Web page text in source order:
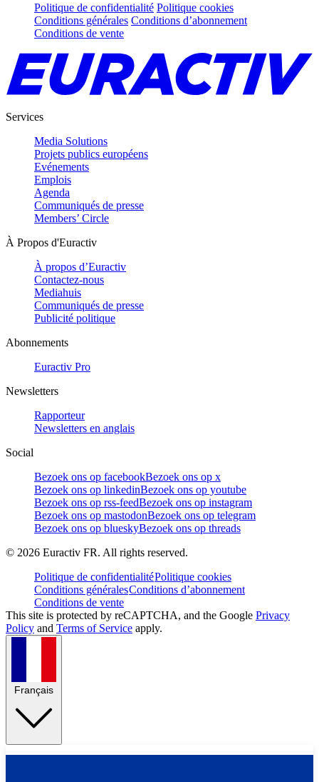
Politique de confidentialité Politique cookies
Conditions générales Conditions d’abonnement
Conditions de vente
Services
Media Solutions
Projets publics européens
Evénements
Emplois
Agenda
Communiqués de presse
Members’ Circle
À Propos d'Euractiv
À propos d’Euractiv
Contactez-nous
Mediahuis
Communiqués de presse
Publicité politique
Abonnements
Euractiv Pro
Newsletters
Rapporteur
Newsletters en anglais
Social
Bezoek ons op facebookBezoek ons op x
Bezoek ons op linkedinBezoek ons op youtube
Bezoek ons op rss-feedBezoek ons op instagram
Bezoek ons op mastodonBezoek ons op telegram
Bezoek ons op blueskyBezoek ons op threads
© 2026 Euractiv FR. All rights reserved.
Politique de confidentialitéPolitique cookies
Conditions généralesConditions d’abonnement
Conditions de vente
This site is protected by reCAPTCHA, and the Google Privacy
Policy and Terms of Service apply.
Français